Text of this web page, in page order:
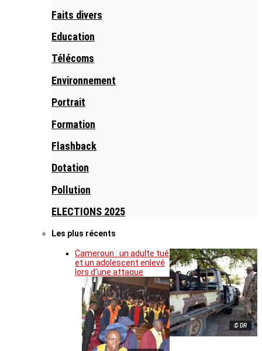
Faits divers
Education
Télécoms
Environnement
Portrait
Formation
Flashback
Dotation
Pollution
ELECTIONS 2025
Les plus récents
© DR
Cameroun : un adulte tué
et un adolescent enlevé
lors d’une attaque